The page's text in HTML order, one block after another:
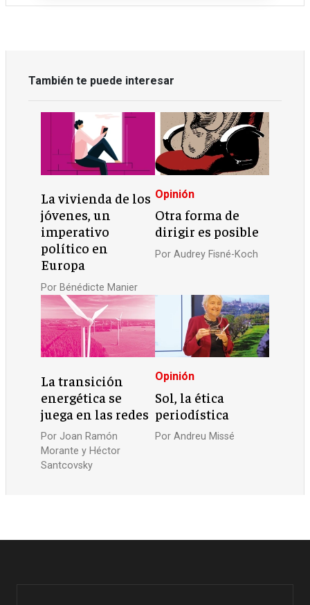
También te puede interesar
La vivienda de los
jóvenes, un
imperativo
político en
Europa
Por Bénédicte Manier
Opinión
Otra forma de
dirigir es posible
Por Audrey Fisné-Koch
La transición
energética se
juega en las redes
Por Joan Ramón
Morante y Héctor
Santcovsky
Opinión
Sol, la ética
periodística
Por Andreu Missé